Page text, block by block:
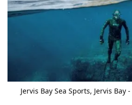
Jervis Bay Sea Sports, Jervis Bay